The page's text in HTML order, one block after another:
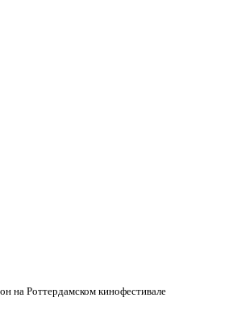
на Роттердамском кинофестивале